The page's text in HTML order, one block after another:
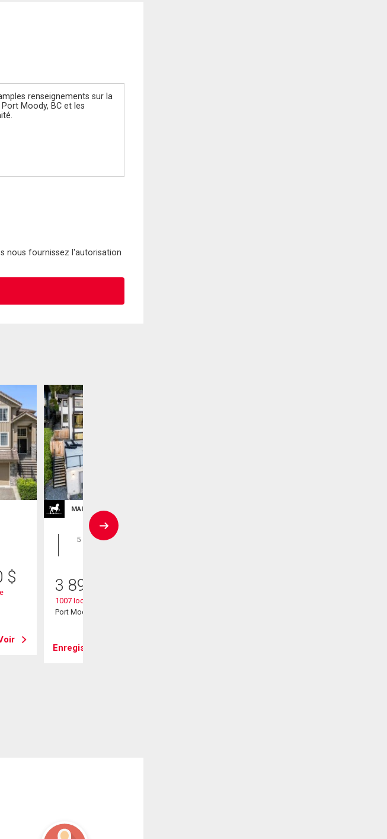
nous fournissez l'autorisation
$
MAISONS DE PRESTIGE
Maison
5 CAC , 6
3 899 900
1007 Ioco Road
Port Moody, BC
Enregistrer